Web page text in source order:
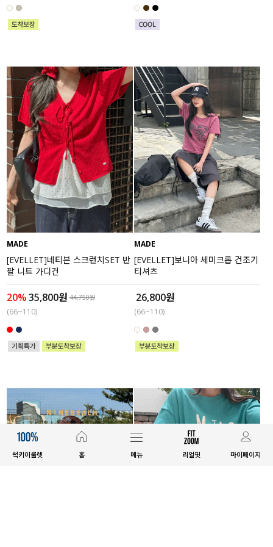
럭키이룰렛 홈 메뉴 리얼핏 마이페이지
MADE
[EVELLET]네티븐 스크런치SET 반
팔 니트 가디건
20%35,800원 44,750원
(66~110)
MADE
[EVELLET]보니아 세미크롭 건조기
티셔츠
26,800원
(66~110)